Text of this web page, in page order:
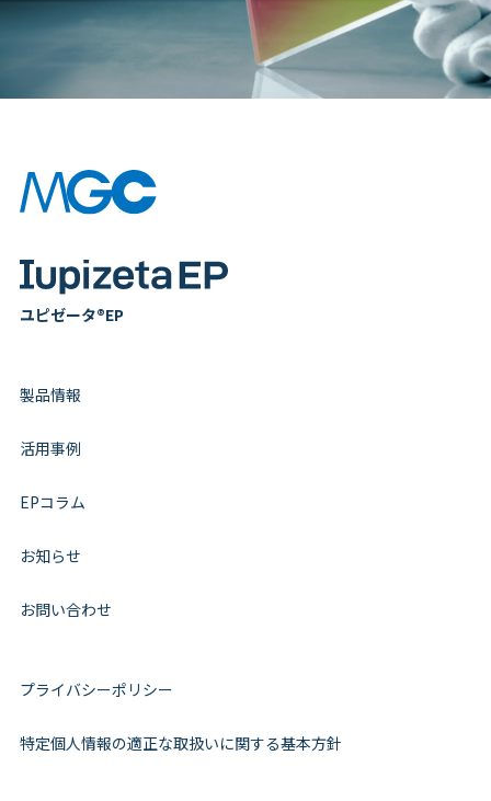
ユピゼータ®EP
製品情報
活用事例
EPコラム
お知らせ
お問い合わせ
プライバシーポリシー
特定個人情報の適正な取扱いに関する基本方針